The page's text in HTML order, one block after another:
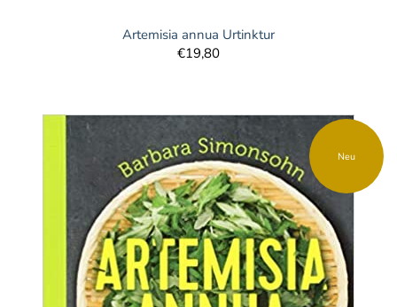
Artemisia annua Urtinktur
€19,80
Neu